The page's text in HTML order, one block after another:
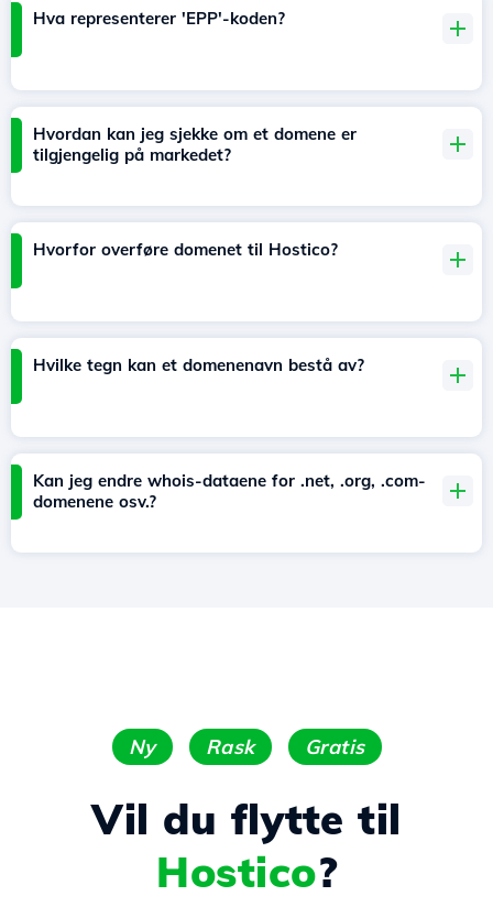
Hva representerer 'EPP'-koden?
Hvordan kan jeg sjekke om et domene er
tilgjengelig på markedet?
Hvorfor overføre domenet til Hostico?
Hvilke tegn kan et domenenavn bestå av?
Kan jeg endre whois-dataene for .net, .org, .com-
domenene osv.?
Ny Rask Gratis
Vil du flytte til
Hostico?